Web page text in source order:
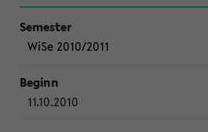
WiSe 2010/2011
11.10.2010